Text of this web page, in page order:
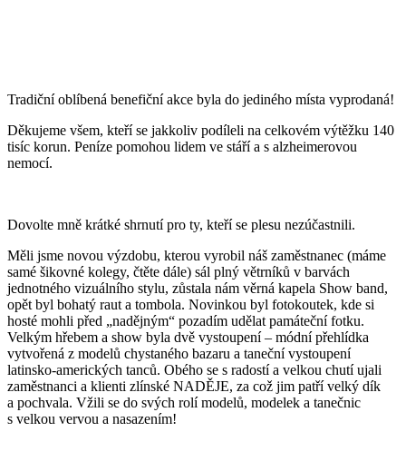
Tradiční oblíbená benefiční akce byla do jediného místa vyprodaná!
Děkujeme všem, kteří se jakkoliv podíleli na celkovém výtěžku 140
tisíc korun. Peníze pomohou lidem ve stáří a s alzheimerovou
nemocí.
Dovolte mně krátké shrnutí pro ty, kteří se plesu nezúčastnili.
Měli jsme novou výzdobu, kterou vyrobil náš zaměstnanec (máme
samé šikovné kolegy, čtěte dále) sál plný větrníků v barvách
jednotného vizuálního stylu, zůstala nám věrná kapela Show band,
opět byl bohatý raut a tombola. Novinkou byl fotokoutek, kde si
hosté mohli před „nadějným“ pozadím udělat památeční fotku.
Velkým hřebem a show byla dvě vystoupení – módní přehlídka
vytvořená z modelů chystaného bazaru a taneční vystoupení
latinsko-amerických tanců. Obého se s radostí a velkou chutí ujali
zaměstnanci a klienti zlínské NADĚJE, za což jim patří velký dík
a pochvala. Vžili se do svých rolí modelů, modelek a tanečnic
s velkou vervou a nasazením!